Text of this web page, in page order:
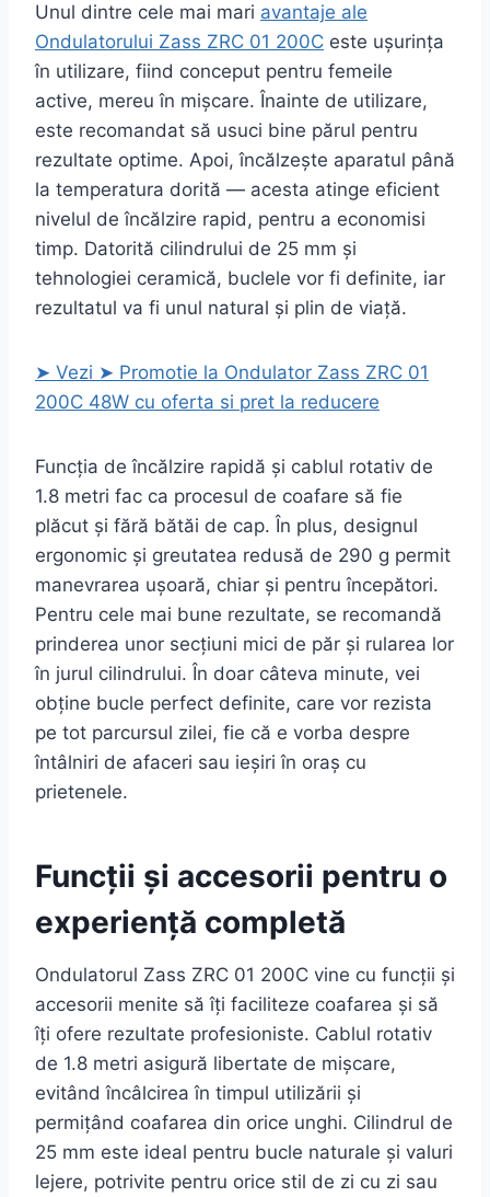
Unul dintre cele mai mari avantaje ale
Ondulatorului Zass ZRC 01 200C este ușurința
în utilizare, fiind conceput pentru femeile
active, mereu în mișcare. Înainte de utilizare,
este recomandat să usuci bine părul pentru
rezultate optime. Apoi, încălzește aparatul până
la temperatura dorită — acesta atinge eficient
nivelul de încălzire rapid, pentru a economisi
timp. Datorită cilindrului de 25 mm și
tehnologiei ceramică, buclele vor fi definite, iar
rezultatul va fi unul natural și plin de viață.
➤ Vezi ➤ Promotie la Ondulator Zass ZRC 01
200C 48W cu oferta si pret la reducere
Funcția de încălzire rapidă și cablul rotativ de
1.8 metri fac ca procesul de coafare să fie
plăcut și fără bătăi de cap. În plus, designul
ergonomic și greutatea redusă de 290 g permit
manevrarea ușoară, chiar și pentru începători.
Pentru cele mai bune rezultate, se recomandă
prinderea unor secțiuni mici de păr și rularea lor
în jurul cilindrului. În doar câteva minute, vei
obține bucle perfect definite, care vor rezista
pe tot parcursul zilei, fie că e vorba despre
întâlniri de afaceri sau ieșiri în oraș cu
prietenele.
Funcții și accesorii pentru o
experiență completă
Ondulatorul Zass ZRC 01 200C vine cu funcții și
accesorii menite să îți faciliteze coafarea și să
îți ofere rezultate profesioniste. Cablul rotativ
de 1.8 metri asigură libertate de mișcare,
evitând încâlcirea în timpul utilizării și
permițând coafarea din orice unghi. Cilindrul de
25 mm este ideal pentru bucle naturale și valuri
lejere, potrivite pentru orice stil de zi cu zi sau